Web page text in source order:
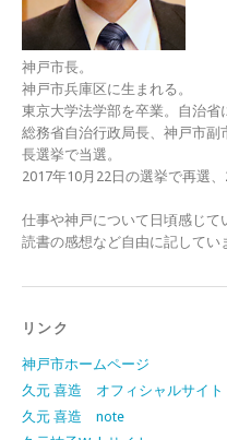
神戸市長。
神戸市兵庫区に生まれる。
東京大学法学部を卒業。自治省
総務省自治行政局長、神戸市副
長選挙で当選。
2017年10月22日の選挙で再選
仕事や神戸について日頃感じて
読書の感想など自由に記してい
リンク
神戸市ホームページ
久元 喜造 オフィシャルサイト
久元 喜造 note